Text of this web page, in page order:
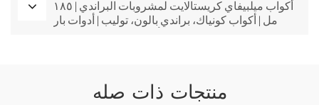
أكواب ميلبيفاي كريستالايت لمشروبات البراندي | ١٨٥
مل | أكواب كونياك، براندي بالون، توليب | أدوات بار
منتجات ذات صله